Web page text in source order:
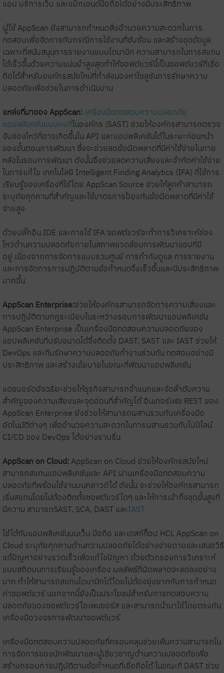
แอป บริการเว็บ และแบ็กเอนด์มือถือได้อย่างมีประสิทธิภาพ
ผู้ใช้ AppScan ยังสามารถกำหนดสิ่งอำนวยความสะดวกในการ
ทดสอบเพื่อจัดการกับกรณีการใช้งานที่ซับซ้อน และสร้างชุดข้อมูล
เฉพาะที่สนับสนุนการรายงานแบบไดนามิก ความสามารถในการสแกน
ได้เร็วขึ้นด้วยความแม่นยำสูงสุดทำให้ซอฟต์แวร์นี้เป็นซอฟต์แวร์ที่เชื่อ
ถือได้สำหรับองค์กรสมัยใหม่ที่กำลังมองหาโซลูชันการรักษาความ
ปลอดภัยเพื่อช่วยในการดำเนินงาน
แหล่งที่มาของ AppScan: เครื่องมือทดสอบความปลอดภัย
แอปพลิเคชันแบบคงที่ในองค์กร (SAST) ช่วยให้องค์กรสามารถตรวจ
จับช่องโหว่ที่อาจเกิดขึ้นใน API และแอปพลิเคชันได้ในระยะก่อนหน้า
ของขั้นตอนการพัฒนา ซึ่งจะช่วยลดข้อผิดพลาดที่มีค่าใช้จ่ายในภาย
หลังในรอบการพัฒนา ดังนั้นจึงช่วยลดความเสี่ยงและจำกัดค่าใช้จ่าย
ในการแก้ไข เทคโนโลยี Intelligent Finding Analytics (IFA) ที่ใช้การ
เรียนรู้ของเครื่องที่ใช้โดย AppScan Source ช่วยให้ลูกค้าสามารถ
ระบุภัยคุกคามที่สำคัญและใช้มาตรการป้องกันข้อผิดพลาดที่มีค่าใช้
จ่ายสูง
ด้วยปลั๊กอิน IDE และการใช้ IFA ซอฟต์แวร์จะทำการวิเคราะห์ช่อง
โหว่ด้านความปลอดภัยภายในสภาพแวดล้อมการพัฒนาแอปที่มี
อยู่ เนื่องจากการจัดการแบบรวมศูนย์ การกำกับดูแล การรายงาน
และการจัดการการปฏิบัติตามข้อกำหนดจึงเร็วขึ้นและมีประสิทธิภาพ
มากขึ้น
AppScan Enterprise:ช่วยให้องค์กรสามารถจัดการความเสี่ยงและ
การปฏิบัติตามกฎระเบียบในระหว่างรอบการพัฒนาแอปพลิเคชัน
AppScan Enterprise เป็นเครื่องมือทดสอบความปลอดภัยของ
แอปพลิเคชันที่ปรับขนาดได้ซึ่งติดตั้ง DAST, SAST และ IAST ช่วยให้
DevOps และทีมรักษาความปลอดภัยทำงานร่วมกัน ทดสอบอย่างมี
ประสิทธิภาพ และสร้างนโยบายในขณะที่พัฒนาแอปพลิเคชัน
แดชบอร์ดอัจฉริยะช่วยให้ธุรกิจสามารถจำแนกและจัดลำดับความ
สำคัญของความเสี่ยงและจุดอ่อนที่สำคัญได้ อินเทอร์เฟซ REST ของ
AppScan Enterprise ยังช่วยให้สามารถผสานรวมกับเครื่องมือ
อัตโนมัติต่างๆ เพื่ออำนวยความสะดวกในการผสานรวมกับไปป์ไลน์
CI/CD ของ DevOps ได้อย่างราบรื่น
AppScan on Cloud: AppScan on Cloud ช่วยให้องค์กรสมัยใหม่
สามารถสแกนแอปพลิเคชันและ API ผ่านเครื่องมือทดสอบความ
ปลอดภัยที่พร้อมใช้งานบนคลาวด์ได้ ดังนั้น จะช่วยให้องค์กรสามารถ
เริ่มสแกนโดยไม่ต้องติดตั้งซอฟต์แวร์ใดๆ และให้การเข้าถึงชุดขั้นสูงที่
มีความ สามารถSAST, SCA, DAST และIAST
ใช้ได้กับแอปพลิเคชันบนเว็บ มือถือ และเดสก์ท็อป HCL AppScan on
Cloud ระบุภัยคุกคามด้านความปลอดภัยได้อย่างง่ายดายและเสนอวิธี
แก้ปัญหาอย่างรวดเร็วเพื่อแก้ไขปัญหา ด้วยตัวกรองการวิเคราะห์
แบบสถิตบนการเรียนรู้ของเครื่อง ผลลัพธ์ที่ผิดพลาดจะลดลงอย่าง
มาก ทำให้สามารถสแกนไดนามิกได้โดยไม่ต้องยุ่งยากกับการกำหนด
ค่าซอฟต์แวร์ นอกจากนี้ยังเป็นประโยชน์สำหรับการทดสอบความ
ปลอดภัยของซอฟต์แวร์โอเพนซอร์ส และสามารถนำมาใช้โดยตรงกับ
เครื่องมือวงจรการพัฒนาซอฟต์แวร์
เครื่องมือทดสอบความปลอดภัยที่ครอบคลุมช่วยเพิ่มความสามารถใน
การจัดการของนักพัฒนาและผู้เชี่ยวชาญด้านความปลอดภัยเพื่อ
สร้างกรอบการปฏิบัติตามข้อกำหนดที่เชื่อถือได้ ในขณะที่ DAST ช่วย